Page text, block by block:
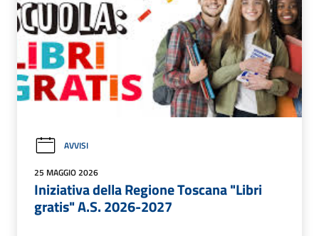
AVVISI
25 MAGGIO 2026
Iniziativa della Regione Toscana "Libri
gratis" A.S. 2026-2027